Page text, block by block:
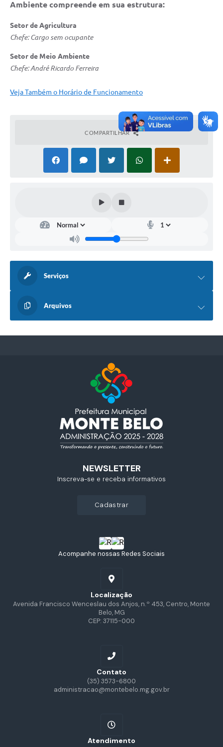
Ambiente compreende em sua estrutura:
Setor de Agricultura
Chefe: Cargo sem ocupante
Setor de Meio Ambiente
Chefe: André Ricardo Ferreira
Veja Também o Horário de Funcionamento
COMPARTILHAR
Serviços
Arquivos
Acompanhe nossas Redes Sociais
Localização
Avenida Francisco Wenceslau dos Anjos, n.º 453, Centro, Monte
Belo, MG
CEP: 37115-000
Contato
(35) 3573-6800
administracao@montebelo.mg.gov.br
Atendimento
NEWSLETTER
Inscreva-se e receba informativos
cadastrar